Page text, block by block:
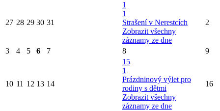
27 28 29 30 31
1
1
Strašení v Nerestcích
Zobrazit všechny
záznamy ze dne
2
3 4 5 6 7 8 9
10 11 12 13 14
15
1
Prázdninový výlet pro
rodiny s dětmi
Zobrazit všechny
záznamy ze dne
16